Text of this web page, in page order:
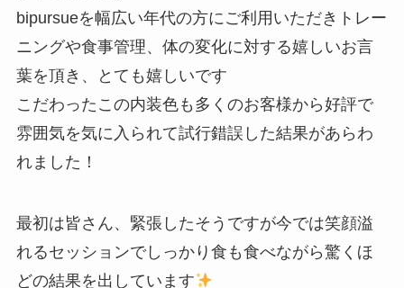
bipursueを幅広い年代の方にご利用いただきトレー
ニングや食事管理、体の変化に対する嬉しいお言
葉を頂き、とても嬉しいです
こだわったこの内装色も多くのお客様から好評で
雰囲気を気に入られて試行錯誤した結果があらわ
れました！
最初は皆さん、緊張したそうですが今では笑顔溢
れるセッションでしっかり食も食べながら驚くほ
どの結果を出しています